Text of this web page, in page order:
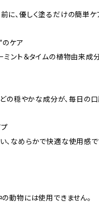
、優しく塗るだけの簡単ケ
のケア
ント＆タイムの植物由来成
の穏やかな成分が、毎日の口
なめらかで快適な使用感で
動物には使用できません。